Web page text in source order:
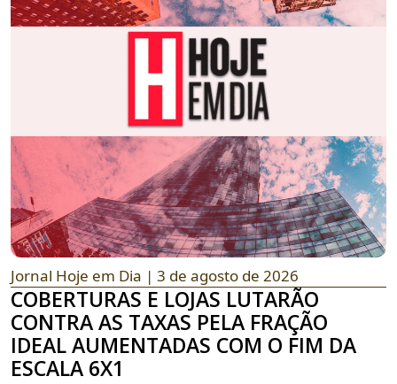
Jornal Hoje em Dia | 3 de agosto de 2026
COBERTURAS E LOJAS LUTARÃO
CONTRA AS TAXAS PELA FRAÇÃO
IDEAL AUMENTADAS COM O FIM DA
ESCALA 6X1